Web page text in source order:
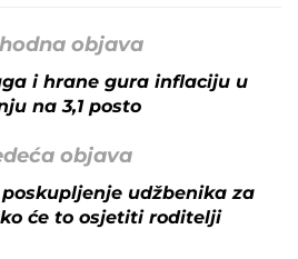
objava
i hrane gura inflaciju u
na 3,1 posto
objava
udžbenika za
će to osjetiti roditelji